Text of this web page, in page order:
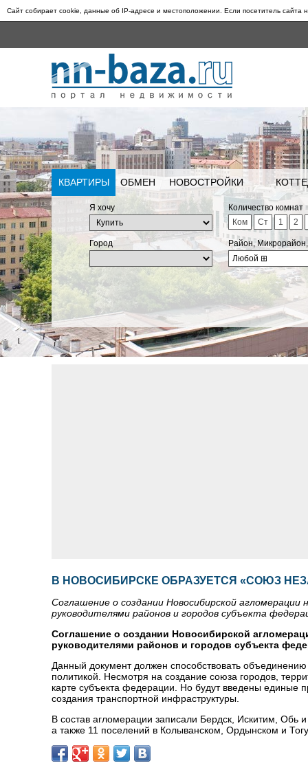
Сайт собирает cookie, данные об IP-адресе и местоположении. Если посетитель сайта
КВАРТИРЫ ОБМЕН НОВОСТРОЙКИ
Я хочу
Количество комнат
Ком
Ст 1 2
Город
Район,
Любой ⊞
В НОВОСИБИРСКЕ ОБРАЗУЕТСЯ «СОЮЗ
Соглашение о создании Новосибирской
руководителями районов и городов субъекта
Соглашение о создании Новосибирской
руководителями районов и городов субъекта
Данный документ должен способствовать
политикой. Несмотря на создание союза городов,
карте субъекта федерации. Но будут введены единые
создания транспортной инфраструктуры.
В состав агломерации записали Бердск, Искитим, Обь
а также 11 поселений в Колыванском, Ордынском и